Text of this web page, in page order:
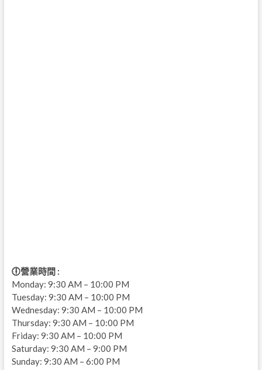
🕕營業時間 :
Monday: 9:30 AM – 10:00 PM
Tuesday: 9:30 AM – 10:00 PM
Wednesday: 9:30 AM – 10:00 PM
Thursday: 9:30 AM – 10:00 PM
Friday: 9:30 AM – 10:00 PM
Saturday: 9:30 AM – 9:00 PM
Sunday: 9:30 AM – 6:00 PM